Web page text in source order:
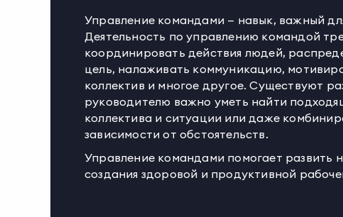
Управление командами — навык, важный
Деятельность по управлению командой
координировать действия людей,
цель, налаживать коммуникацию,
коллектив и многое другое. Существуют
руководителю важно уметь найти
коллектива и ситуации или даже
зависимости от обстоятельств.
Управление командами помогает развить
создания здоровой и продуктивной